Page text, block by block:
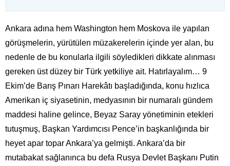
Ankara adına hem Washington hem Moskova ile yapılan
görüşmelerin, yürütülen müzakerelerin içinde yer alan, bu
nedenle de bu konularla ilgili söyledikleri dikkate alınması
gereken üst düzey bir Türk yetkiliye ait. Hatırlayalım… 9
Ekim’de Barış Pınarı Harekâtı başladığında, konu hızlıca
Amerikan iç siyasetinin, medyasının bir numaralı gündem
maddesi haline gelince, Beyaz Saray yönetiminin etekleri
tutuşmuş, Başkan Yardımcısı Pence’in başkanlığında bir
heyet apar topar Ankara’ya gelmişti. Ankara’da bir
mutabakat sağlanınca bu defa Rusya Devlet Başkanı Putin